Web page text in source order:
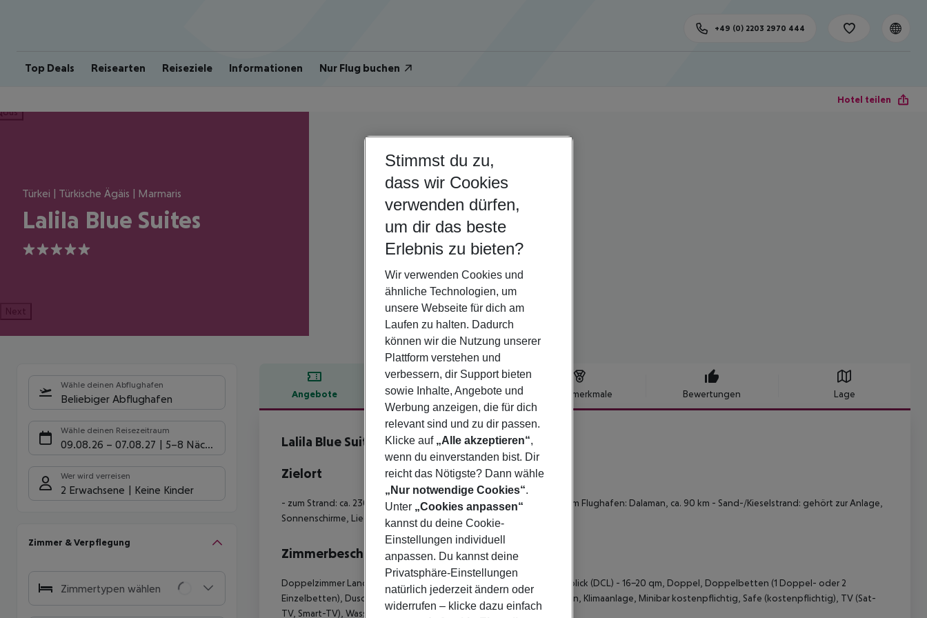
Top Deals Reisearten Reiseziele Informationen Nur Flug buchen
+49 (0) 2203 2970 444
Hotel teilen
Türkei | Türkische Ägäis | Marmaris
Lalila Blue Suites
5
Next
Wähle deinen Abflughafen
Beliebiger Abflughafen
Wähle deinen Reisezeitraum
09.08.26 – 07.08.27 5-8 Nächte
Wer wird verreisen
2 Erwachsene Keine Kinder
Zimmer & Verpflegung
Zimmertypen wählen
Angebote Hotelbeschreibung Hotelmerkmale Bewertungen Lage
Hotelbeschreibung
Lalila Blue Suites
5
Zielort
- zum Strand: ca. 230 m - zum Ortszentrum: Marmaris, ca. 2,40 km - zum Flughafen: Dalaman, ca. 90 km - Sand-/Kieselstrand: gehört zur Anlage,
Sonnenschirme, Liegen, Liegenauflagen, Strandtuch/Badetuch
Zimmerbeschreibung
Doppelzimmer Landblick (DBL), Doppelzimmer Single mit Kind Landblick (DCL) - 16-20 qm, Doppel, Doppelbetten (1 Doppel- oder 2
Einzelbetten), Dusche, WC, Badeslipper, Haartrockner, Laminatboden, Klimaanlage, Minibar kostenpflichtig, Safe (kostenpflichtig), TV (Sat-
TV, Smart-TV), Wasserkocher, Kaffee/Tee, Balkon
Stimmst du zu,
dass wir Cookies
verwenden dürfen,
um dir das beste
Erlebnis zu bieten?
Wir verwenden Cookies und
ähnliche Technologien, um
unsere Webseite für dich am
Laufen zu halten. Dadurch
können wir die Nutzung unserer
Plattform verstehen und
verbessern, dir Support bieten
sowie Inhalte, Angebote und
Werbung anzeigen, die für dich
relevant sind und zu dir passen.
Klicke auf „Alle akzeptieren“,
wenn du einverstanden bist. Dir
reicht das Nötigste? Dann wähle
„Nur notwendige Cookies“.
Unter „Cookies anpassen“
kannst du deine Cookie-
Einstellungen individuell
anpassen. Du kannst deine
Privatsphäre-Einstellungen
natürlich jederzeit ändern oder
widerrufen – klicke dazu einfach